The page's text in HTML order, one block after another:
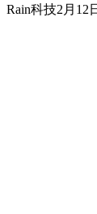
Rain科技2月12